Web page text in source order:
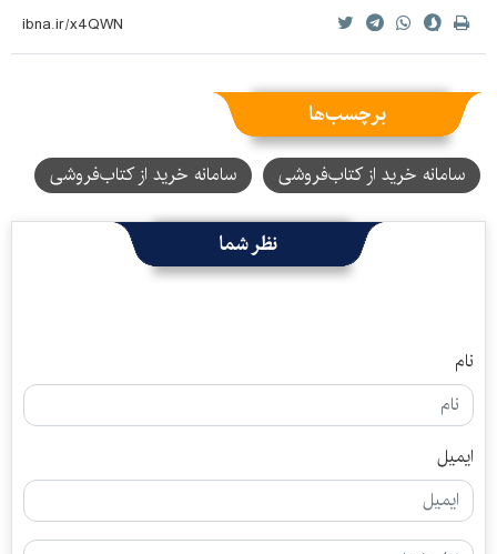
برچسب‌ها
سامانه خرید از کتاب‌فروشی‌ سامانه خرید از کتاب‌فروشی
نظر شما
نام
ایمیل